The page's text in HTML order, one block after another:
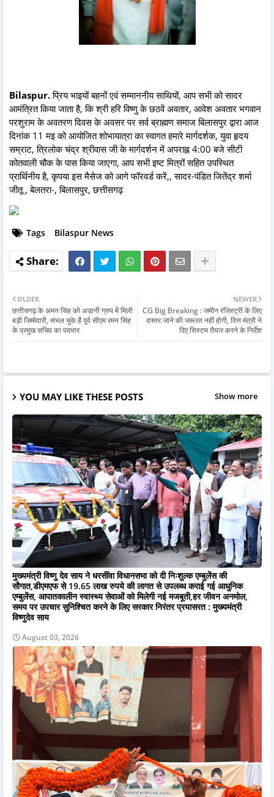
Bilaspur.प्रिय भाइयों बहनों एवं सम्माननीय साथियों, आप सभी को सादर
आमंत्रित किया जाता है, कि श्री हरि विष्णु के छठवें अवतार, आवेश अवतार भगवान
परशुराम के अवतरण दिवस के अवसर पर सर्व ब्राह्मण समाज बिलासपुर द्वारा आज
दिनांक 11 मइ को आयोजित शोभायात्रा का स्वागत हमारे मार्गदर्शक, युवा हृदय
सम्राट, त्रिलोक चंद्र श्रीवास जी के मार्गदर्शन में अपराह्न 4:00 बजे सीटी
कोतवाली चौक के पास किया जाएगा, आप सभी इष्ट मित्रों सहित उपस्थित
प्रार्थिनीय है, कृपया इस मैसेज को आगे फॉरवर्ड करें,, सादर-पंडित जितेंद्र शर्मा
जीतू , बेलतरा-, बिलासपुर, छत्तीसगढ़
Tags Bilaspur News
NEWER
CG Big Breaking : जमीन रजिस्ट्री के लिए
दफ्तर जाने की जरूरत नहीं होगी, वित्त मंत्री ने
दिए सिस्टम तैयार करने के निर्देश
OLDER
छत्तीसगढ़ के अमन सिंह को अडानी ग्रुप में मिली
बड़ी जिम्मेदारी, संभल चुके हैं पूर्व सीएम रमन सिंह
के प्रमुख सचिव का पदभार
YOU MAY LIKE THESE POSTS Show more
मुख्यमंत्री विष्णु देव साय ने धरसींवा विधानसभा को दी निःशुल्क एम्बुलेंस की
सौगात,डीएमएफ से 19.65 लाख रुपये की लागत से उपलब्ध कराई गई आधुनिक
एम्बुलेंस, आपातकालीन स्वास्थ्य सेवाओं को मिलेगी नई मजबूती,हर जीवन अनमोल,
समय पर उपचार सुनिश्चित करने के लिए सरकार निरंतर प्रयासरत : मुख्यमंत्री
विष्णुदेव साय
August 03, 2026